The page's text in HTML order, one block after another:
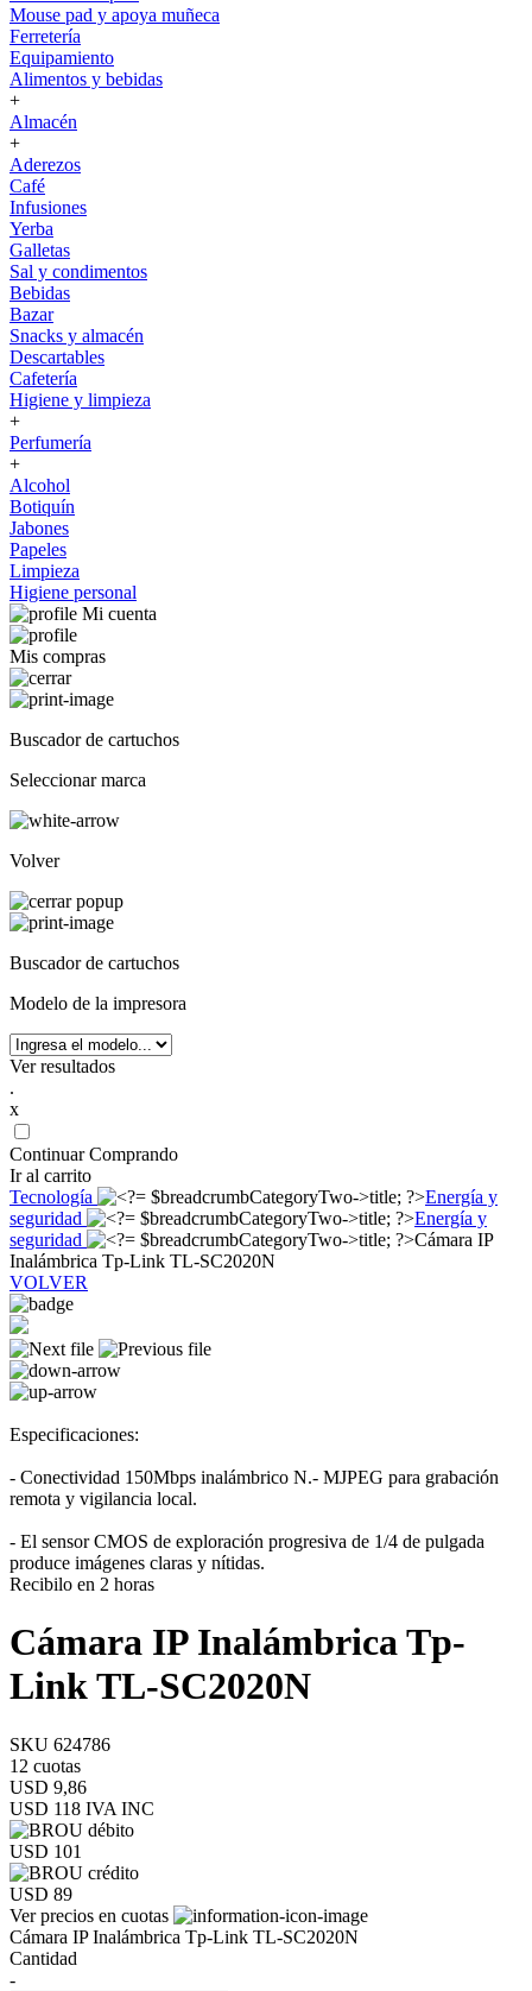
Mouse pad y apoya muñeca
Ferretería
Equipamiento
Alimentos y bebidas
+
Almacén
+
Aderezos
Café
Infusiones
Yerba
Galletas
Sal y condimentos
Bebidas
Bazar
Snacks y almacén
Descartables
Cafetería
Higiene y limpieza
+
Perfumería
+
Alcohol
Botiquín
Jabones
Papeles
Limpieza
Higiene personal
Mi cuenta
Mis compras
Buscador de cartuchos
Seleccionar marca
Volver
Buscador de cartuchos
Modelo de la impresora
Ver resultados
.
x
Continuar Comprando
Ir al carrito
Tecnología
Energía y
seguridad
Energía y
seguridad
Cámara IP
Inalámbrica Tp-Link TL-SC2020N
VOLVER
Especificaciones:
- Conectividad 150Mbps inalámbrico N.- MJPEG para grabación
remota y vigilancia local.
- El sensor CMOS de exploración progresiva de 1/4 de pulgada
produce imágenes claras y nítidas.
Recibilo en 2 horas
Cámara IP Inalámbrica Tp-
Link TL-SC2020N
SKU 624786
12 cuotas
USD 9,86
USD 118 IVA INC
USD 101
USD 89
Ver precios en cuotas
Cámara IP Inalámbrica Tp-Link TL-SC2020N
Cantidad
-